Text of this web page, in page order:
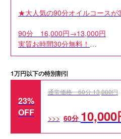
★大人気の90分オイルコース
90分 16,000円→13,000円
実質お時間30分無料！
※他イベント・クーポンとの併
1万円以下の特別割引
23%
OFF
通常価格 60分 13,000円
60分 10,000